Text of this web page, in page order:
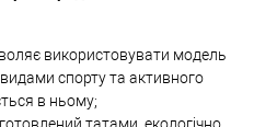
використовувати модель
спорту та активного
в ньому;
татами, екологічно